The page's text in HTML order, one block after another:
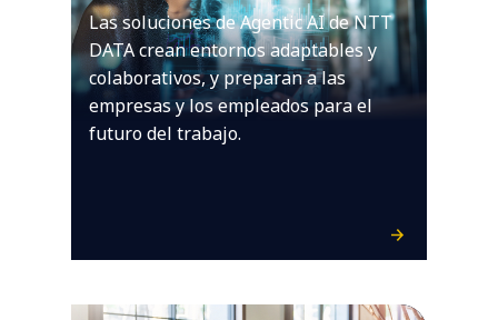
Las soluciones de Agentic AI de NTT
DATA crean entornos adaptables y
colaborativos, y preparan a las
empresas y los empleados para el
futuro del trabajo.